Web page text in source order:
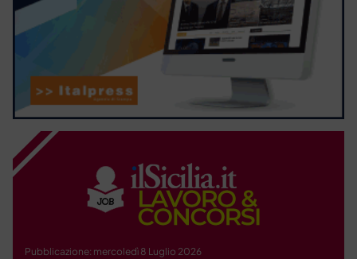
Pubblicazione: mercoledì 8 Luglio 2026